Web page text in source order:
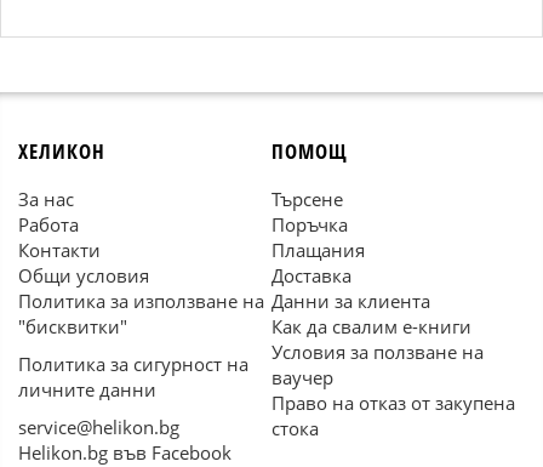
ХЕЛИКОН
За нас
Работа
Контакти
Общи условия
Политика за използване на
"бисквитки"
Политика за сигурност на
личните данни
service@helikon.bg
Helikon.bg във Facebook
ПОМОЩ
Търсене
Поръчка
Плащания
Доставка
Данни за клиента
Как да свалим е-книги
Условия за ползване на
ваучер
Право на отказ от закупена
стока